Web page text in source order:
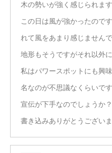
木の勢いが強く感じられます
この日は風が強かったので
れて風をあまり感じません
地形もそうですがそれ以外
私はパワースポットにも興
名なのが不思議なくらいです
宣伝が下手なのでしょうか？
書き込みありがとうござい